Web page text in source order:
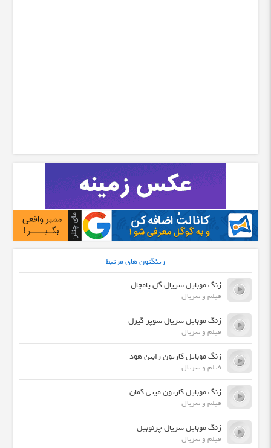
رینگتون های مرتبط
زنگ موبایل سریال گل پامچال
فیلم و سریال
زنگ موبایل سریال سوپر گیرل
فیلم و سریال
زنگ موبایل کارتون رابین هود
فیلم و سریال
زنگ موبایل کارتون میتی کمان
فیلم و سریال
زنگ موبایل سریال چرنوبیل
فیلم و سریال